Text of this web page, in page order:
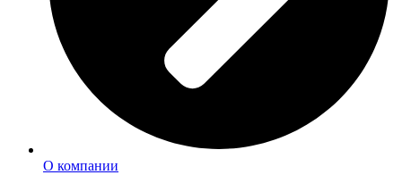
О компании